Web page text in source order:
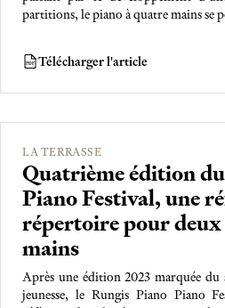
partitions, le piano à quatre mains se
PDF Télécharger l'article
LA TERRASSE
Quatrième édition
Piano Festival, une
répertoire pour
mains
Après une édition 2023 marquée du
jeunesse, le Rungis Piano Piano